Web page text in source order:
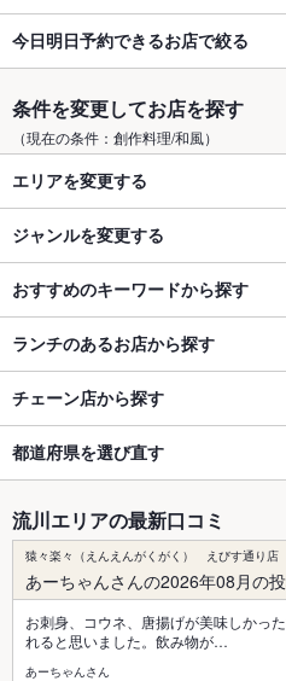
今日明日予約できるお店で絞る
条件を変更してお店を探す
（現在の条件：創作料理/和風）
エリアを変更する
ジャンルを変更する
おすすめのキーワードから探す
ランチのあるお店から探す
チェーン店から探す
都道府県を選び直す
流川エリアの最新口コミ
猿々楽々（えんえんがくがく） えびす通り店
あーちゃんさんの2026年08月の
お刺身、コウネ、唐揚げが美味しかっ
れると思いました。飲み物が…
あーちゃんさん